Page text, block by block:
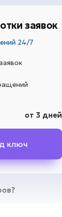
заявок
24/7
от 3 дней
ключ